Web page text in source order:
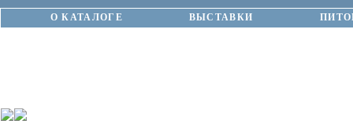
О КАТАЛОГЕ ВЫСТАВКИ